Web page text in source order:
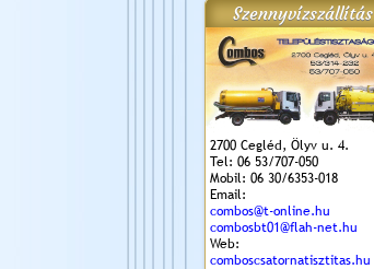
Szennyvízszállítás
2700 Cegléd, Ölyv u. 4.
Tel: 06 53/707-050
Mobil: 06 30/6353-018
Email:
combos@t-online.hu
combosbt01@flah-net.hu
Web:
comboscsatornatisztitas.hu